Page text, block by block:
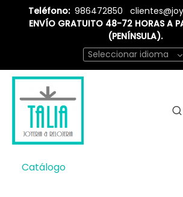
Teléfono: 986472850
ENVÍO GRATUITO 48-72 HORAS A
(PENÍNSULA).
Seleccionar idioma
Catálogo